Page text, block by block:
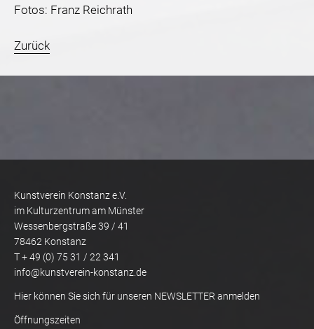
Fotos: Franz Reichrath
Zurück
Kunstverein Konstanz e.V.
im Kulturzentrum am Münster
Wessenbergstraße 39 / 41
78462 Konstanz
T + 49 (0) 75 31 / 22 341
info@kunstverein-konstanz.de
Hier können Sie sich für unseren NEWSLETTER anmelden
Öffnungszeiten